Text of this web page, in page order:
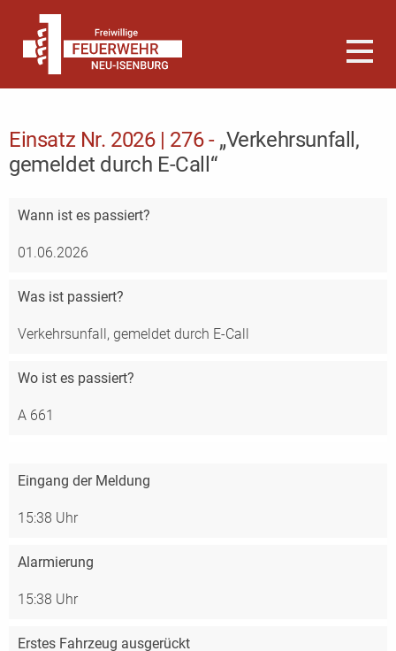
Einsatz Nr. 2026 | 276 - „Verkehrsunfall,
gemeldet durch E-Call“
Wann ist es passiert?
01.06.2026
Was ist passiert?
Verkehrsunfall, gemeldet durch E-Call
Wo ist es passiert?
A 661
Eingang der Meldung
15:38 Uhr
Alarmierung
15:38 Uhr
Erstes Fahrzeug ausgerückt